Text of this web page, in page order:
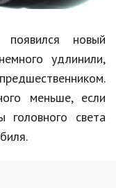
новый
удлинили,
меньше, если
света